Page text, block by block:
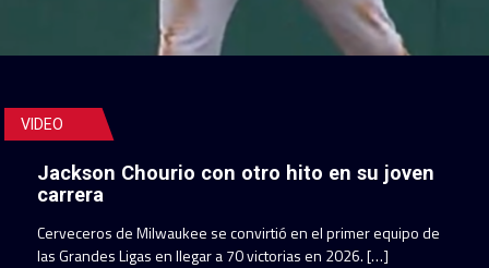
VIDEO
Jackson Chourio con otro hito en su joven
carrera
Cerveceros de Milwaukee se convirtió en el primer equipo de
las Grandes Ligas en llegar a 70 victorias en 2026. […]